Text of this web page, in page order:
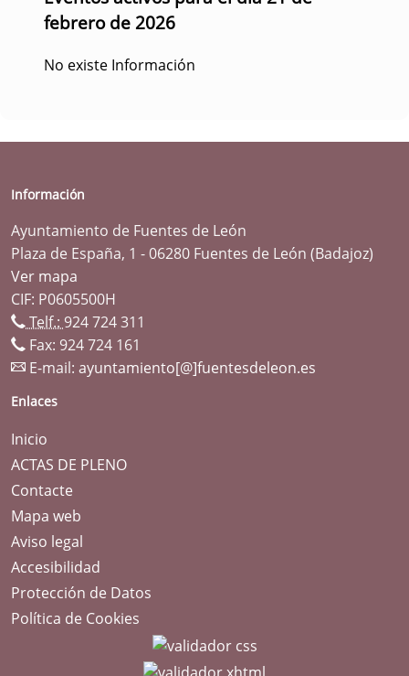
febrero de 2026
No existe Información
Información
Ayuntamiento de Fuentes de León
Plaza de España, 1 - 06280 Fuentes de León (Badajoz)
Ver mapa
CIF: P0605500H
Telf.: 924 724 311
Fax: 924 724 161
E-mail: ayuntamiento[@]fuentesdeleon.es
Enlaces
Inicio
ACTAS DE PLENO
Contacte
Mapa web
Aviso legal
Accesibilidad
Protección de Datos
Política de Cookies